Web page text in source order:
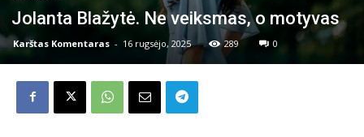
Jolanta Blažytė. Ne veiksmas, o motyvas
Karštas Komentaras - 16 rugsėjo, 2025 289 0